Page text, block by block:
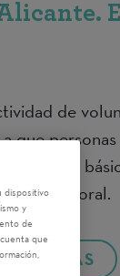
de
que
y laboral.
MÁS
dispositivo
y
de
que